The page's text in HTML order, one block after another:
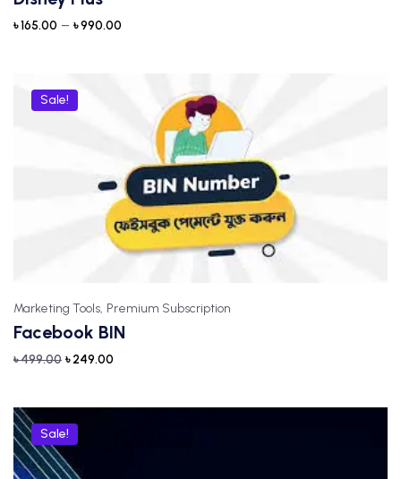
৳165.00 – ৳990.00
Sale!
Marketing Tools, Premium Subscription
Facebook BIN
৳499.00 ৳249.00
Sale!